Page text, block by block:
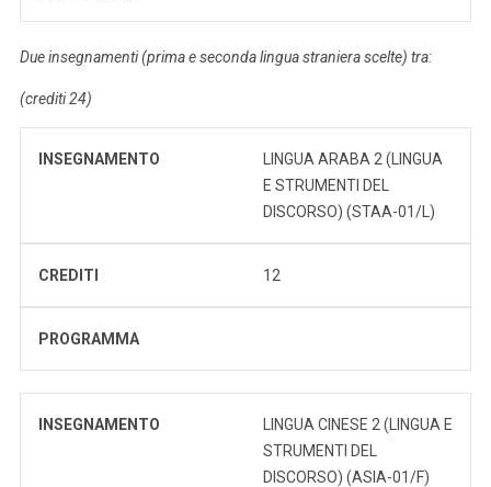
Due insegnamenti (prima e seconda lingua straniera scelte) tra:
(crediti 24)
INSEGNAMENTO
LINGUA ARABA 2 (LINGUA
E STRUMENTI DEL
DISCORSO) (STAA-01/L)
CREDITI 12
PROGRAMMA
INSEGNAMENTO
LINGUA CINESE 2 (LINGUA E
STRUMENTI DEL
DISCORSO) (ASIA-01/F)